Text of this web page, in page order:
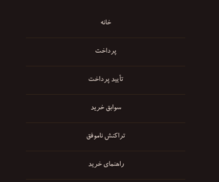
خانه
پرداخت
تأیید پرداخت
سوابق خرید
تراکنش ناموفق
راهنمای خرید